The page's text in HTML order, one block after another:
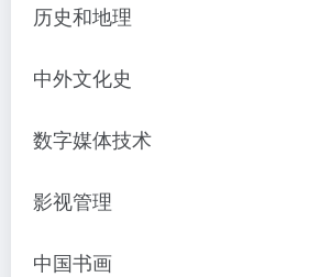
历史和地理
中外文化史
数字媒体技术
影视管理
中国书画